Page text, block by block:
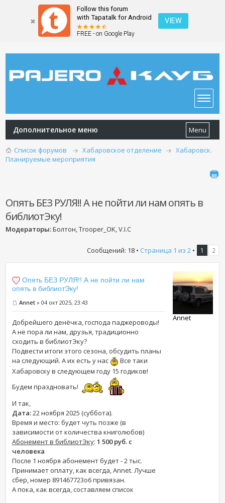
Follow this forum
with Tapatalk for Android
FREE - on Google Play
VIEW
Дополнительное меню Menu
Список форумов Хабаровское отделение
Хабаровск.
Планируемые мероприятия
Опять БЕЗ РУЛЯ!! А не пойти ли нам опять в
библиотЭку!
Модераторы:Болтон, Trooper_OK, V.I.C
Сообщений: 18 • Страница 1 из 2• 1 2
Опять БЕЗ РУЛЯ!! А не пойти ли нам
опять в библиотЭку!
Annet » 04 окт 2025, 23:43
Добрейшего денёчка, господа паджероводы!
А не пора ли нам, друзья, традиционно
сходить в библиотЭку?
Подвести итоги этого сезона, обсудить планы
на следующий. А их есть у нас
Все таки
Хабаровску в следующем году 15 годиков!
Будем праздновать!
И так,
Дата:22 ноября 2025 (суббота).
Время и место: будет чуть позже (в
зависимости от количества книголюбов)
Абонемент в библиотЭку:1 500 руб. с
человека
После 1 ноября абонемент будет - 2 тыс.
Принимает оплату, как всегда, Annet. Лучше
сбер, номер 891467723о6 привязан.
А пока, как всегда, составляем список
Annet